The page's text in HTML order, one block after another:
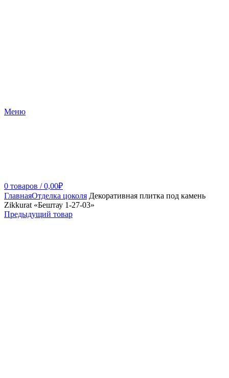
Меню
0 товаров / 0,00₽
ГлавнаяОтделка цоколя Декоративная плитка под камень
Zikkurat «Бештау 1-27-03»
Предыдущий товар